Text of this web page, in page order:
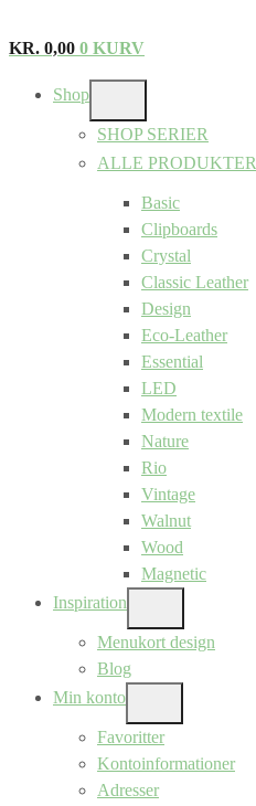
KR. 0,00 0 KURV
Shop
SUB
MENU
SHOP SERIER
ALLE PRODUKTER
Basic
Clipboards
Crystal
Classic Leather
Design
Eco-Leather
Essential
LED
Modern textile
Nature
Rio
Vintage
Walnut
Wood
Magnetic
Inspiration
SUB
MENU
Menukort design
Blog
Min konto
SUB
MENU
Favoritter
Kontoinformationer
Adresser